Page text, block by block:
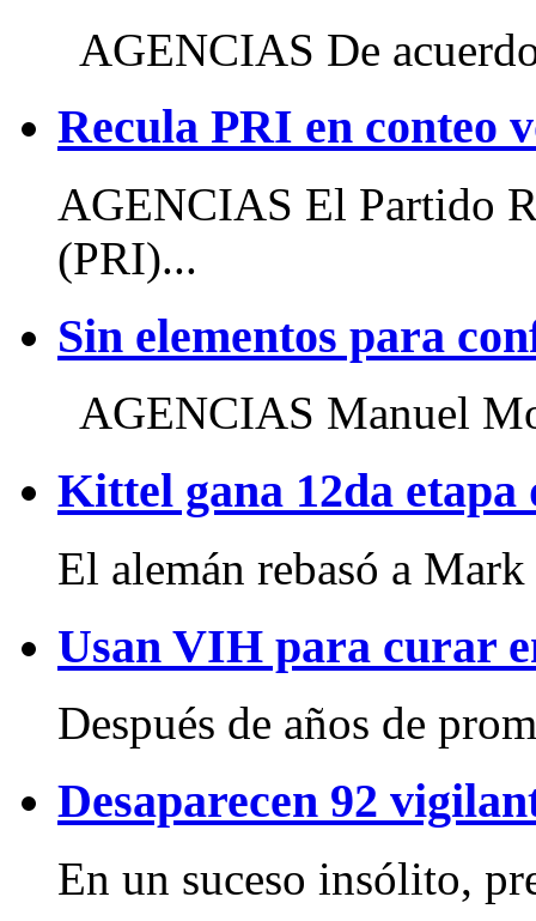
AGENCIAS De
Recula PRI en conteo
AGENCIAS El Partido
(PRI)...
Sin elementos para
AGENCIAS Manuel
Kittel gana 12da etapa
El alemán rebasó a
Usan VIH para curar
Después de años de
Desaparecen 92
En un suceso insólito,